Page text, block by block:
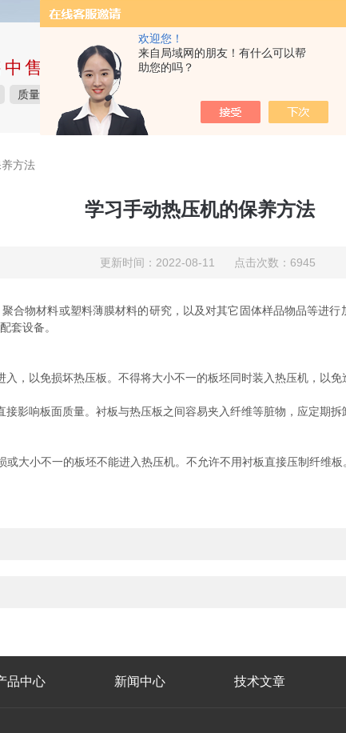
欢迎您！
来自局域网的朋友！有什么可以帮
助您的吗？
售后完整的服务体系
质量保障 价格实惠 热门关键词：压片机
方法
学习手动热压机的保养方法
更新时间：2022-08-11 点击次数：6945
合物材料或塑料薄膜材料的研究，以及对其它固体样品物品等进
套设备。
以免损坏热压板。不得将大小不一的板坯同时装入热压机，以免
响板面质量。衬板与热压板之间容易夹入纤维等脏物，应定期
小不一的板坯不能进入热压机。不允许不用衬板直接压制纤维
品中心 新闻中心 技术文章